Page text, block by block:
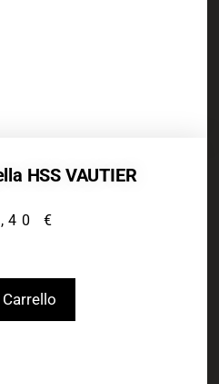
HSS VAUTIER
€